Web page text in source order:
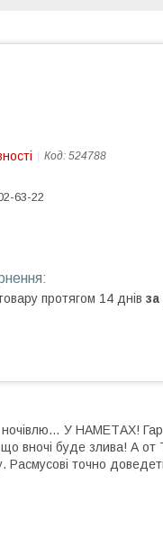
Код: 524788
63-22
протягом 14 днів
У НАМЕТАХ!
буде злива! А от
точно